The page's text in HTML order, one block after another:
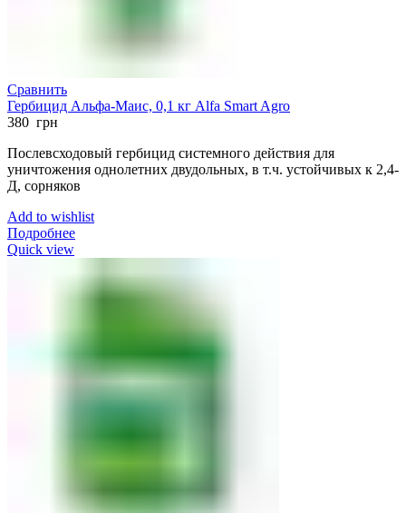
Сравнить
Гербицид Альфа-Маис, 0,1 кг Alfa Smart Agro
380 грн
Послевсходовый гербицид системного действия для
уничтожения однолетних двудольных, в т.ч. устойчивых к 2,4-
Д, сорняков
Add to wishlist
Подробнее
Quick view